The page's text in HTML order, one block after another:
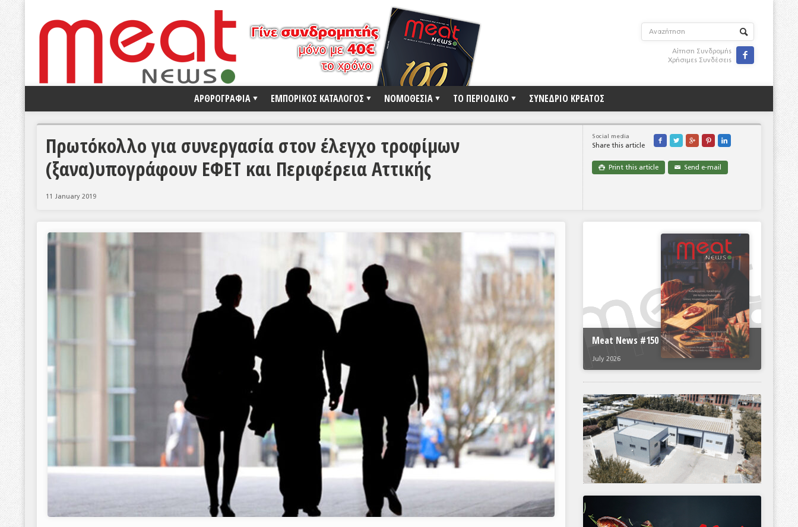
Αίτηση Συνδρομής
Χρήσιμες Συνδέσεις

ΑΡΘΡΟΓΡΑΦΙΑ ΕΜΠΟΡΙΚΟΣ ΚΑΤΑΛΟΓΟΣ ΝΟΜΟΘΕΣΙΑ ΤΟ ΠΕΡΙΟΔΙΚΟ ΣΥΝΕΔΡΙΟ ΚΡΕΑΤΟΣ
Social media
Share this article
    
 Print this article ✉ Send e-mail
Πρωτόκολλο για συνεργασία στον έλεγχο τροφίμων
(ξανα)υπογράφουν ΕΦΕΤ και Περιφέρεια Αττικής
11 January 2019
Meat News #150
July 2026